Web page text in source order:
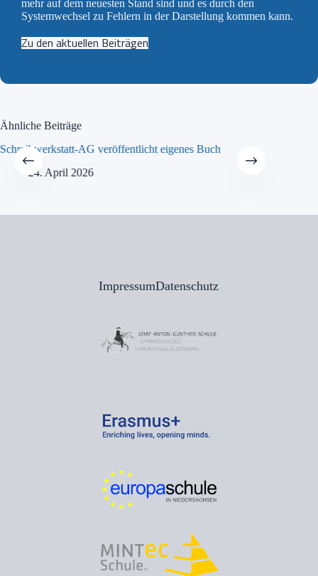
mehr auf dem neuesten Stand sind und es durch den
Systemwechsel zu Fehlern in der Darstellung kommen kann.
Zu den aktuellen Beiträgen
Ähnliche Beiträge
Schreibwerkstatt-AG veröffentlicht eigenes Buch
24. April 2026
ImpressumDatenschutz